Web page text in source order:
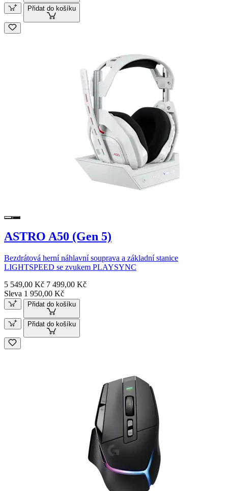
Přidat do košíku
ASTRO A50 (Gen 5)
Bezdrátová herní náhlavní souprava a základní stanice
LIGHTSPEED se zvukem PLAYSYNC
5 549,00 Kč 7 499,00 Kč
Sleva 1 950,00 Kč
Přidat do košíku
Přidat do košíku